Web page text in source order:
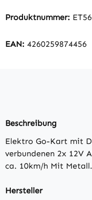
Produktnummer:
EAN: 4260259874456
Beschreibung
Elektro Go-Kart mit
verbundenen 2x 12V
ca. 10km/h Mit
Hersteller